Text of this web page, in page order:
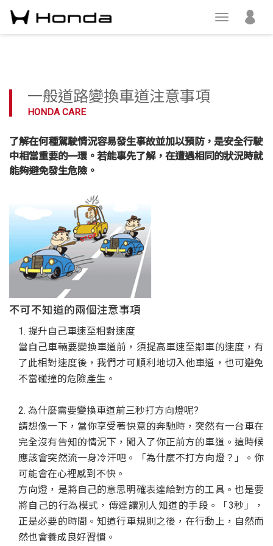
一般道路變換車道注意事項
HONDA CARE
了解在何種駕駛情況容易發生事故並加以預防，是安全行駛
中相當重要的一環。若能事先了解，在遭遇相同的狀況時就
能夠避免發生危險。
不可不知道的兩個注意事項
1. 提升自己車速至相對速度
當自己車輛要變換車道前，須提高車速至鄰車的速度，有
了此相對速度後，我們才可順利地切入他車道，也可避免
不當碰撞的危險產生。
2. 為什麼需要變換車道前三秒打方向燈呢?
請想像一下，當你享受著快意的奔馳時，突然有一台車在
完全沒有告知的情況下，闖入了你正前方的車道。這時候
應該會突然流一身冷汗吧。「為什麼不打方向燈？」。你
可能會在心裡感到不快。
方向燈，是將自己的意思明確表達給對方的工具。也是要
將自己的行為模式，傳達讓別人知道的手段。「3秒」，
正是必要的時間。知道行車規則之後，在行動上，自然而
然也會養成良好習慣。